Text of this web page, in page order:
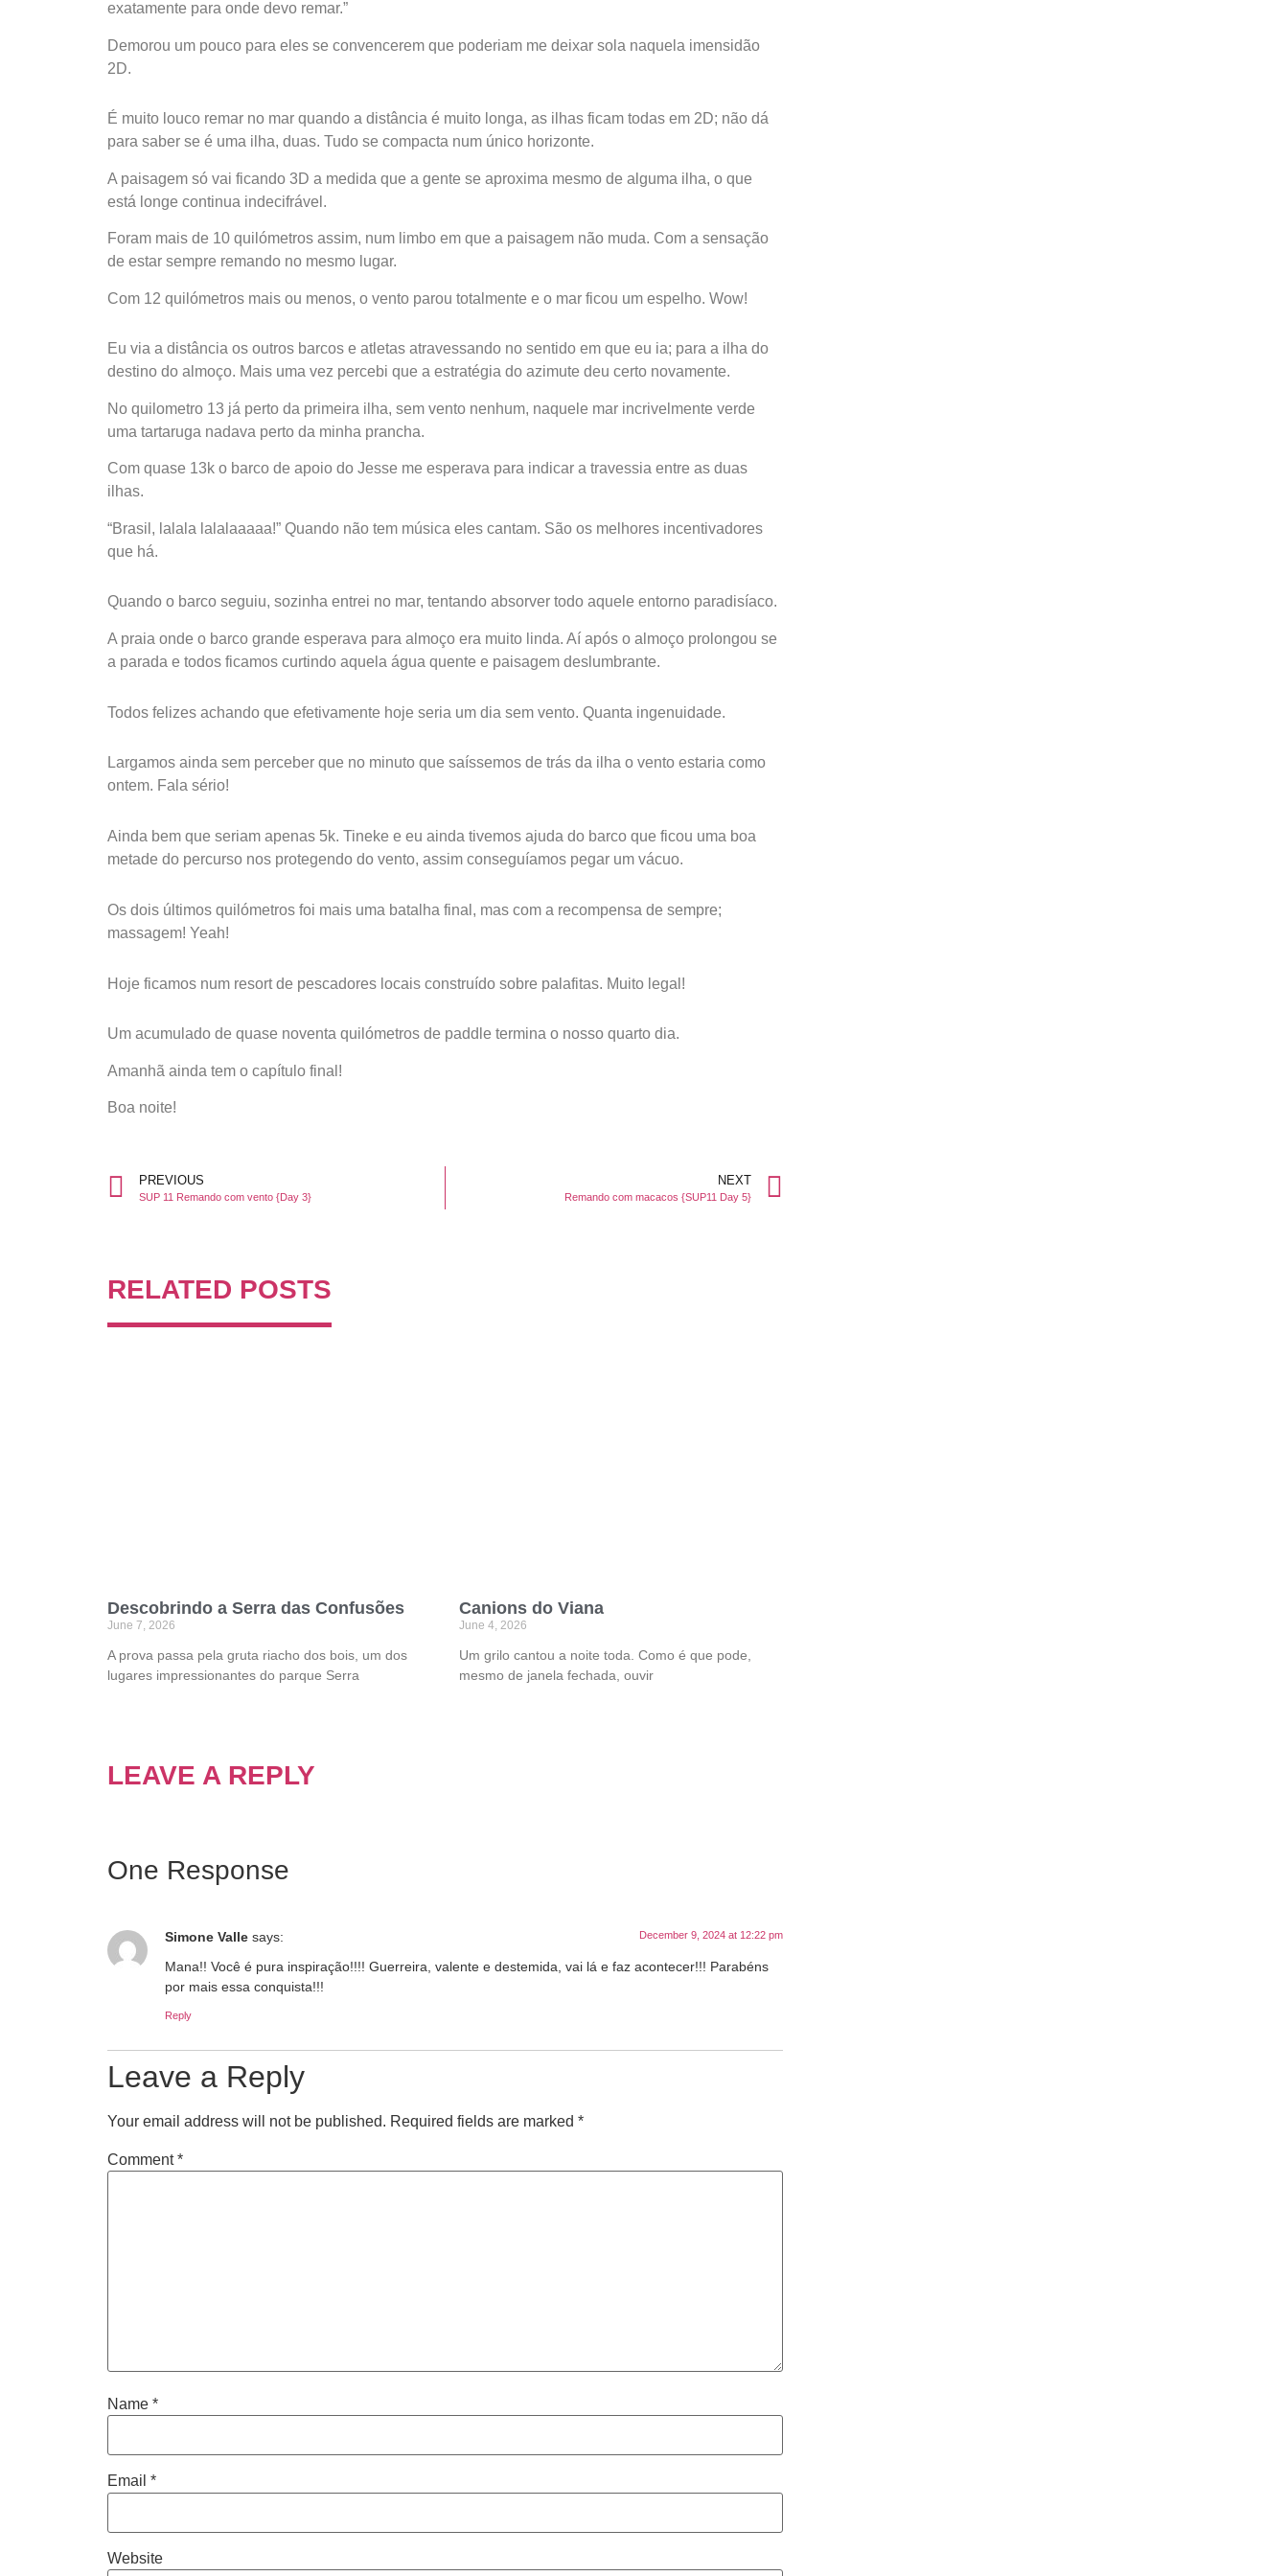
exatamente para onde devo remar.”
Demorou um pouco para eles se convencerem que poderiam me deixar sola naquela imensidão
2D.
É muito louco remar no mar quando a distância é muito longa, as ilhas ficam todas em 2D; não dá
para saber se é uma ilha, duas. Tudo se compacta num único horizonte.
A paisagem só vai ficando 3D a medida que a gente se aproxima mesmo de alguma ilha, o que
está longe continua indecifrável.
Foram mais de 10 quilómetros assim, num limbo em que a paisagem não muda. Com a sensação
de estar sempre remando no mesmo lugar.
Com 12 quilómetros mais ou menos, o vento parou totalmente e o mar ficou um espelho. Wow!
Eu via a distância os outros barcos e atletas atravessando no sentido em que eu ia; para a ilha do
destino do almoço. Mais uma vez percebi que a estratégia do azimute deu certo novamente.
No quilometro 13 já perto da primeira ilha, sem vento nenhum, naquele mar incrivelmente verde
uma tartaruga nadava perto da minha prancha.
Com quase 13k o barco de apoio do Jesse me esperava para indicar a travessia entre as duas
ilhas.
“Brasil, lalala lalalaaaaa!” Quando não tem música eles cantam. São os melhores incentivadores
que há.
Quando o barco seguiu, sozinha entrei no mar, tentando absorver todo aquele entorno paradisíaco.
A praia onde o barco grande esperava para almoço era muito linda. Aí após o almoço prolongou se
a parada e todos ficamos curtindo aquela água quente e paisagem deslumbrante.
Todos felizes achando que efetivamente hoje seria um dia sem vento. Quanta ingenuidade.
Largamos ainda sem perceber que no minuto que saíssemos de trás da ilha o vento estaria como
ontem. Fala sério!
Ainda bem que seriam apenas 5k. Tineke e eu ainda tivemos ajuda do barco que ficou uma boa
metade do percurso nos protegendo do vento, assim conseguíamos pegar um vácuo.
Os dois últimos quilómetros foi mais uma batalha final, mas com a recompensa de sempre;
massagem! Yeah!
Hoje ficamos num resort de pescadores locais construído sobre palafitas. Muito legal!
Um acumulado de quase noventa quilómetros de paddle termina o nosso quarto dia.
Amanhã ainda tem o capítulo final!
Boa noite!
PREVIOUS
SUP 11 Remando com vento {Day 3}
NEXT
Remando com macacos {SUP11 Day 5}
RELATED POSTS
Descobrindo a Serra das Confusões
June 7, 2026
A prova passa pela gruta riacho dos bois, um dos
lugares impressionantes do parque Serra
Canions do Viana
June 4, 2026
Um grilo cantou a noite toda. Como é que pode,
mesmo de janela fechada, ouvir
LEAVE A REPLY
One Response
Simone Valle says: December 9, 2024 at 12:22 pm
Mana!! Você é pura inspiração!!!! Guerreira, valente e destemida, vai lá e faz acontecer!!! Parabéns
por mais essa conquista!!!
Reply
Leave a Reply
Your email address will not be published. Required fields are marked *
Comment*
Name *
Email *
Website